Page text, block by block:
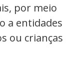
por meio
a entidades
ou crianças